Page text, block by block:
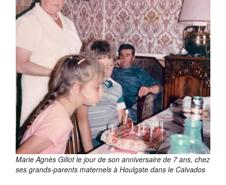
Marie Agnès Gillot le jour de son anniversaire de 7 ans, chez
ses grands-parents maternels à Houlgate dans le Calvados